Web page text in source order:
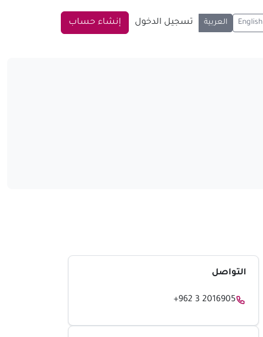
English العربية تسجيل الدخول إنشاء حساب
التواصل
+962 3 2016905